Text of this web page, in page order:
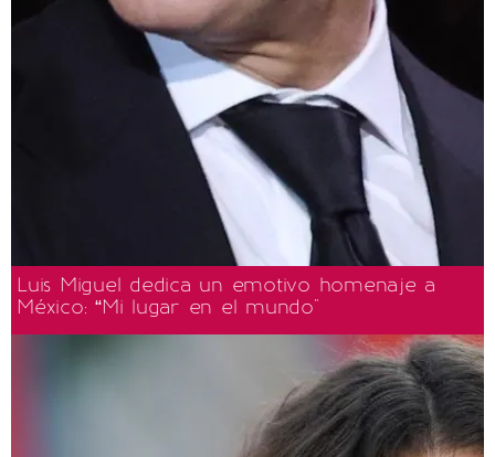
Luis Miguel dedica un emotivo homenaje a
México: “Mi lugar en el mundo"